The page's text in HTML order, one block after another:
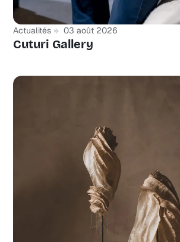
Actualités 03 août 2026
Cuturi Gallery